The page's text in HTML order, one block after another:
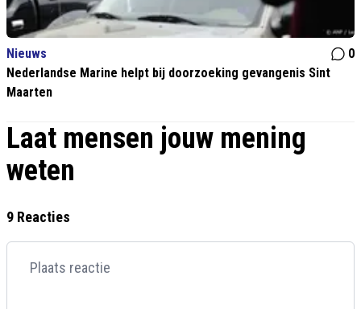
Nieuws
0
Nederlandse Marine helpt bij doorzoeking gevangenis Sint
Maarten
Laat mensen jouw mening
weten
9 Reacties